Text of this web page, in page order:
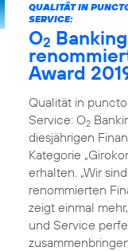
QUALITÄT IN
SERVICE:
O2
Award
Qualität in
Service: O2
diesjährigen
Kategorie
erhalten. „Wir
renommierten
zeigt einmal
und Service